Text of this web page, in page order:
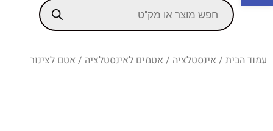
עמוד הבית / אינסטלציה / אטמים לאינסטלציה / אטם לצינור